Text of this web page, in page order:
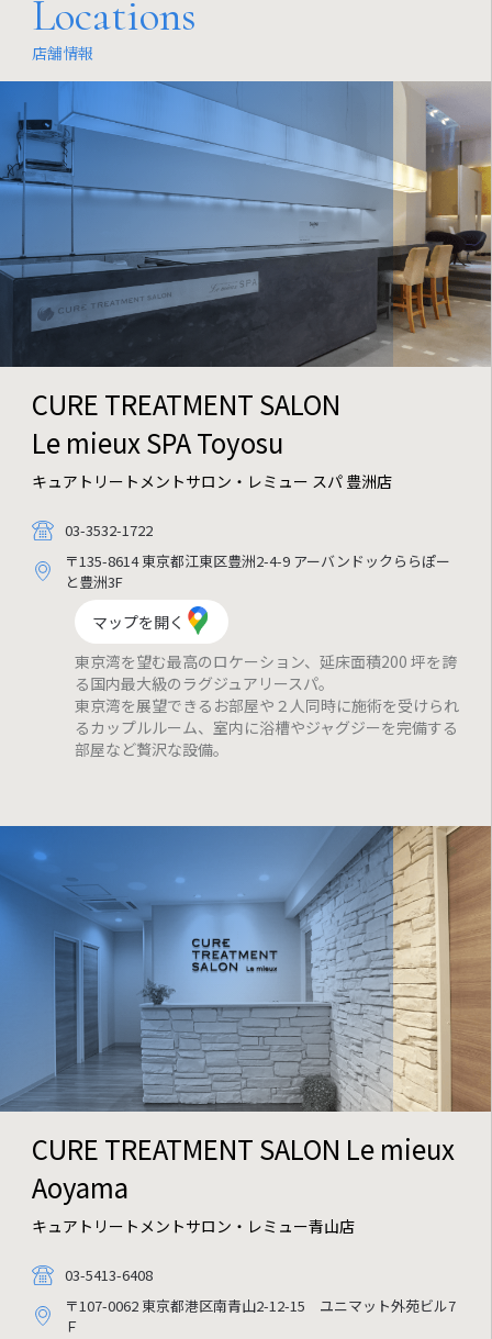
Locations
店舗情報
CURE TREATMENT SALON
Le mieux SPA Toyosu
キュアトリートメントサロン・レミュー スパ 豊洲店
03-3532-1722
〒135-8614 東京都江東区豊洲2-4-9 アーバンドックららぽー
と豊洲3F
マップを開く
東京湾を望む最高のロケーション、延床面積200 坪を誇
る国内最大級のラグジュアリースパ。
東京湾を展望できるお部屋や２人同時に施術を受けられ
るカップルルーム、室内に浴槽やジャグジーを完備する
部屋など贅沢な設備。
CURE TREATMENT SALON Le mieux
Aoyama
キュアトリートメントサロン・レミュー青山店
03-5413-6408
〒107-0062 東京都港区南青山2-12-15 ユニマット外苑ビル7
Ｆ